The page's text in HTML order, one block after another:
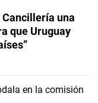
Cancillería una
que Uruguay